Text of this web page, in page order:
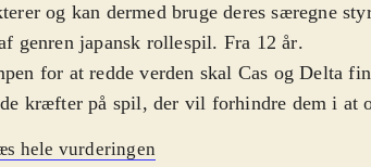
og kan dermed bruge deres særegne
genren japansk rollespil. Fra 12 år.
for at redde verden skal Cas og Delta
kræfter på spil, der vil forhindre dem i at
hele vurderingen